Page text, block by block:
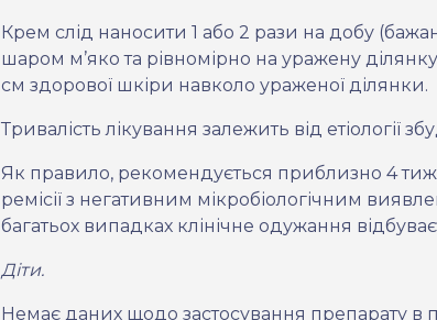
Крем слід наносити 1 або 2 рази на добу
шаром м’яко та рівномірно на уражену
см здорової шкіри навколо ураженої ділянки.
Тривалість лікування залежить від етіології
Як правило, рекомендується приблизно 4
ремісії з негативним мікробіологічним
багатьох випадках клінічне одужання
Діти.
Немає даних щодо застосування препарату в